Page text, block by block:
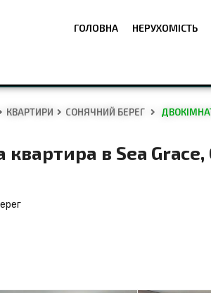
ГОЛОВНА НЕРУХОМІСТЬ
КВАРТИРИ СОНЯЧНИЙ БЕРЕГ
квартира в Sea